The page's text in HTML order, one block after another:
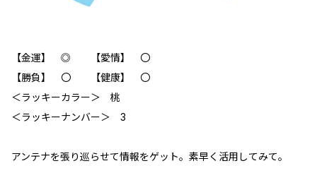
【金運】 ◎ 【愛情】 〇
【勝負】 〇 【健康】 〇
＜ラッキーカラー＞ 桃
＜ラッキーナンバー＞ 3
アンテナを張り巡らせて情報をゲット。素早く活用してみて。